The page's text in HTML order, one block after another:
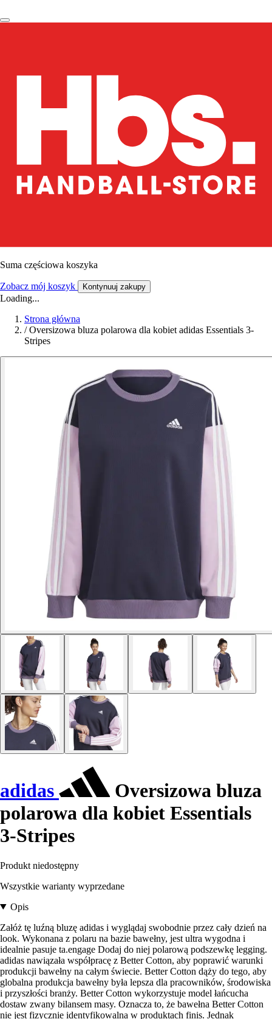
Suma częściowa koszyka
Zobacz mój koszyk Kontynuuj zakupy
Loading...
Strona główna
/ Oversizowa bluza polarowa dla kobiet adidas Essentials 3-
Stripes
adidas
Oversizowa bluza
polarowa dla kobiet Essentials
3-Stripes
Produkt niedostępny
Wszystkie warianty wyprzedane
Opis
Załóż tę luźną bluzę adidas i wyglądaj swobodnie przez cały dzień na
look. Wykonana z polaru na bazie bawełny, jest ultra wygodna i
idealnie pasuje ta.engage Dodaj do niej polarową podszewkę legging.
adidas nawiązała współpracę z Better Cotton, aby poprawić warunki
produkcji bawełny na całym świecie. Better Cotton dąży do tego, aby
globalna produkcja bawełny była lepsza dla pracowników, środowiska
i przyszłości branży. Better Cotton wykorzystuje model łańcucha
dostaw zwany bilansem masy. Oznacza to, że bawełna Better Cotton
nie jest fizycznie identyfikowalna w produktach finis. Jednak